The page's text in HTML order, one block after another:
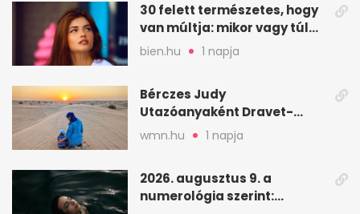
30 felett természetes, hogy
van múltja: mikor vagy túl
válogatós?
bien.hu 1 napja
Bérczes Judy
Utazóanyaként Dravet-
szindrómás kislányával is
wmn.hu 1 napja
2026. augusztus 9. a
numerológia szerint: